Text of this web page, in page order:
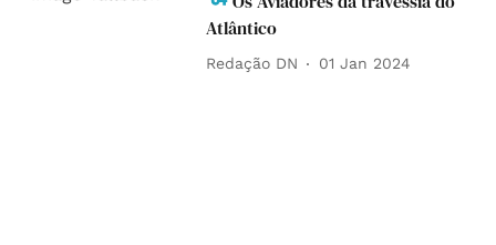
Atlântico
Redação DN 01 Jan 2024